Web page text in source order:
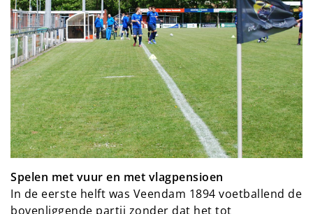
Spelen met vuur en met vlagpensioen
In de eerste helft was Veendam 1894 voetballend de
bovenliggende partij zonder dat het tot